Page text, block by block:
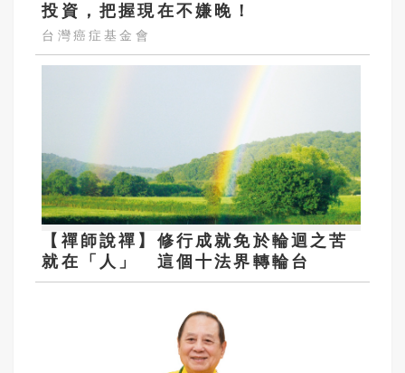
投資，把握現在不嫌晚！
台灣癌症基金會
【禪師說禪】修行成就免於輪迴之苦
就在「人」 這個十法界轉輪台